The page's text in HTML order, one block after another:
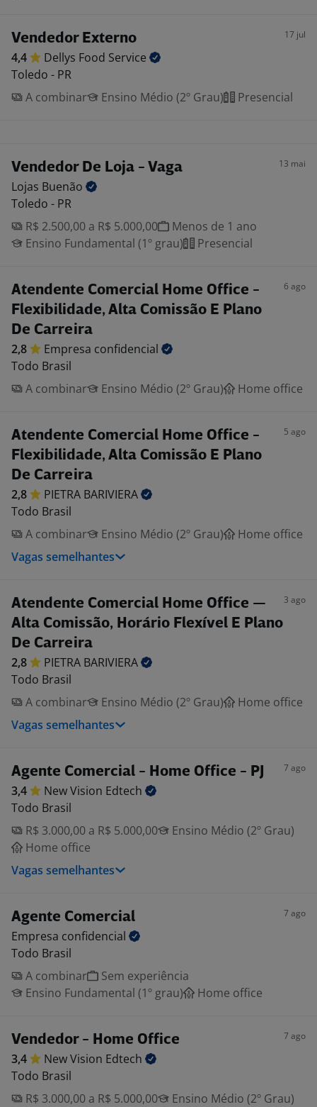
Vendedor Externo 17 jul
4,4 Dellys Food Service
Toledo - PR
A combinar
Ensino Médio (2º Grau) Presencial
Vendedor De Loja - Vaga 13 mai
Lojas Buenão
Toledo - PR
R$ 2.500,00 a R$ 5.000,00
Menos de 1 ano
Ensino Fundamental (1º grau)
Presencial
Atendente Comercial Home Office -
Flexibilidade, Alta Comissão E Plano
De Carreira
6 ago
2,8 Empresa confidencial
Todo Brasil
A combinar
Ensino Médio (2º Grau) Home office
Atendente Comercial Home Office -
Flexibilidade, Alta Comissão E Plano
De Carreira
5 ago
2,8 PIETRA BARIVIERA
Todo Brasil
A combinar
Ensino Médio (2º Grau)
Home office
Vagas semelhantes
Atendente Comercial Home Office —
Alta Comissão, Horário Flexível E Plano
De Carreira
3 ago
2,8 PIETRA BARIVIERA
Todo Brasil
A combinar
Ensino Médio (2º Grau)
Home office
Vagas semelhantes
Agente Comercial - Home Office - PJ 7 ago
3,4 New Vision Edtech
Todo Brasil
R$ 3.000,00 a R$ 5.000,00
Ensino Médio (2º Grau)
Home office
Vagas semelhantes
Agente Comercial 7 ago
Empresa confidencial
Todo Brasil
A combinar
Sem experiência
Ensino Fundamental (1º grau)
Home office
Vendedor - Home Office 7 ago
3,4 New Vision Edtech
Todo Brasil
R$ 3.000,00 a R$ 5.000,00
Ensino Médio (2º Grau)